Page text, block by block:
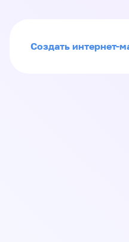
Создать интернет-